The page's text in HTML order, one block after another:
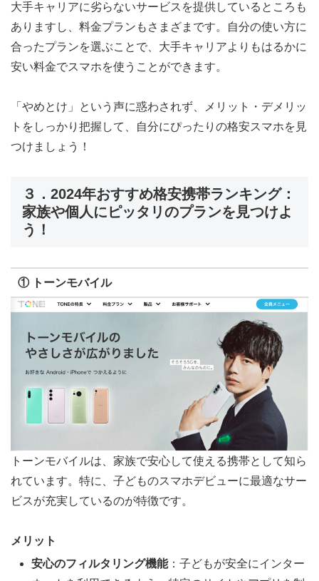
大手キャリアに劣らないサービスを提供しているところも
ありますし、料金プランもさまざまです。自分の使い方に
合ったプランを選ぶことで、大手キャリアよりもはるかに
安い料金でスマホを使うことができます。
「やめとけ」という声に惑わされず、メリット・デメリッ
トをしっかり把握して、自分にぴったりの格安スマホを見
つけましょう！
３．2024年おすすめ格安携帯ランキング：
家族や個人にピッタリのプランを見つけよ
う！
① トーンモバイル
トーンモバイルは、家族で安心して使える携帯として知ら
れています。特に、子どものスマホデビューに最適なサー
ビスが充実しているのが特徴です。
メリット
安心のフィルタリング機能：子どもが安全にインター